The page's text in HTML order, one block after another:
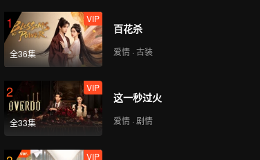
1
全36集
VIP
百花杀
爱情 · 古装
2
全33集
VIP
这一秒过火
爱情 · 剧情
VIP